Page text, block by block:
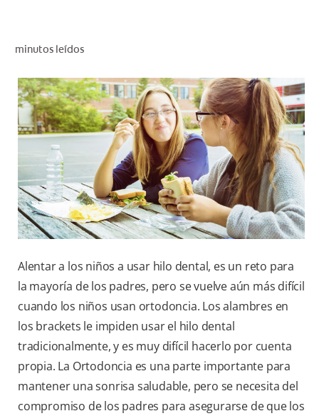
PROMOCIONES
HN (ES)
SUSCRÍBASE
minutos leídos
Alentar a los niños a usar hilo dental, es un reto para
la mayoría de los padres, pero se vuelve aún más difícil
cuando los niños usan ortodoncia. Los alambres en
los brackets le impiden usar el hilo dental
tradicionalmente, y es muy difícil hacerlo por cuenta
propia. La Ortodoncia es una parte importante para
mantener una sonrisa saludable, pero se necesita del
compromiso de los padres para asegurarse de que los